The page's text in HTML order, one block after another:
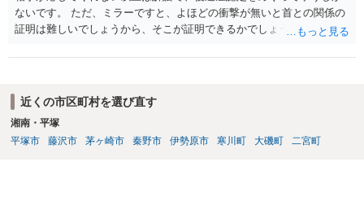
ないです。 ただ、ミラーですと、よほどの衝撃が無いと首との関係の
証明は難しいでしょうから、そこが証明できるかでしょうね。
近くの市区町村を選び直す
湘南・平塚
平塚市
藤沢市 茅ヶ崎市 秦野市 伊勢原市 寒川町 大磯町 二宮町